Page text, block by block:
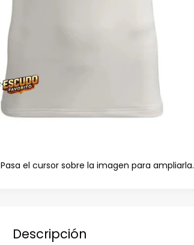
Pasa el cursor sobre la imagen para ampliarla.
Descripción